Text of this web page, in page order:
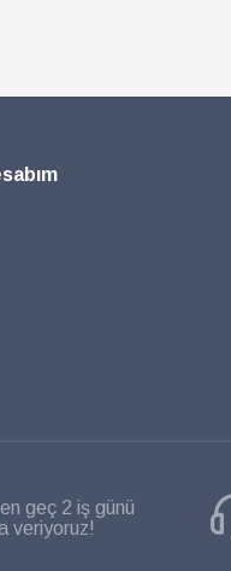
geç 2 iş günü
veriyoruz!